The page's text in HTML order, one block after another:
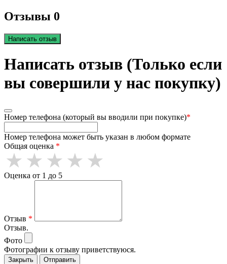
Отзывы 0
Написать отзыв
Написать отзыв (Только если
вы совершили у нас покупку)
Номер телефона (который вы вводили при покупке)*
Номер телефона может быть указан в любом формате
Общая оценка *
Оценка от 1 до 5
Отзыв *
Отзыв.
Фото
Фотографии к отзыву приветствуюся.
Закрыть Отправить